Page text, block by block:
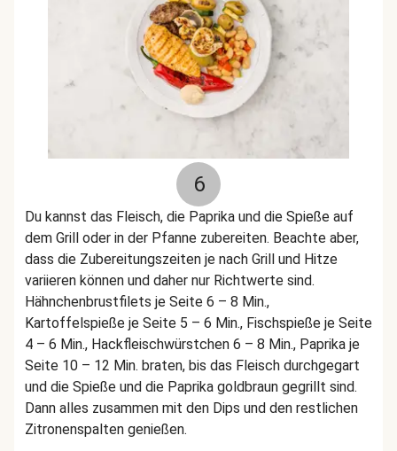
6
Du kannst das Fleisch, die Paprika und die Spieße auf
dem Grill oder in der Pfanne zubereiten. Beachte aber,
dass die Zubereitungszeiten je nach Grill und Hitze
variieren können und daher nur Richtwerte sind.
Hähnchenbrustfilets je Seite 6 – 8 Min.,
Kartoffelspieße je Seite 5 – 6 Min., Fischspieße je Seite
4 – 6 Min., Hackfleischwürstchen 6 – 8 Min., Paprika je
Seite 10 – 12 Min. braten, bis das Fleisch durchgegart
und die Spieße und die Paprika goldbraun gegrillt sind.
Dann alles zusammen mit den Dips und den restlichen
Zitronenspalten genießen.